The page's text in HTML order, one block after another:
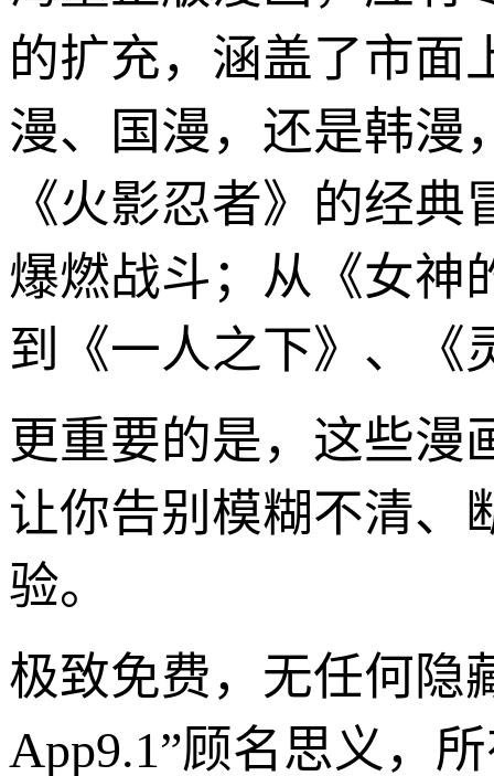
的扩充，涵盖了市面
漫、国漫，还是韩漫
《火影忍者》的经
爆燃战斗；从《女神
到《一人之下》、《
更重要的是，这些漫
让你告别模糊不清、
验。
极致免费，无任何隐
App9.1”顾名思义，